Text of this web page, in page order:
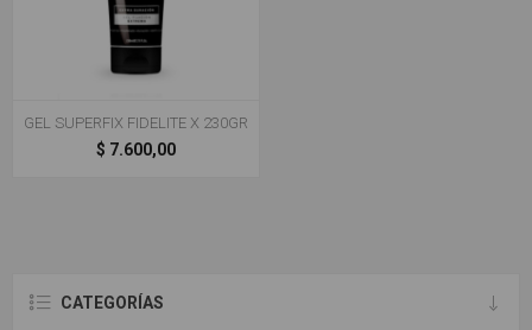
GEL SUPERFIX FIDELITE X 230GR
$ 7.600,00
CATEGORÍAS